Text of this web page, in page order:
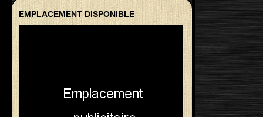
EMPLACEMENT DISPONIBLE